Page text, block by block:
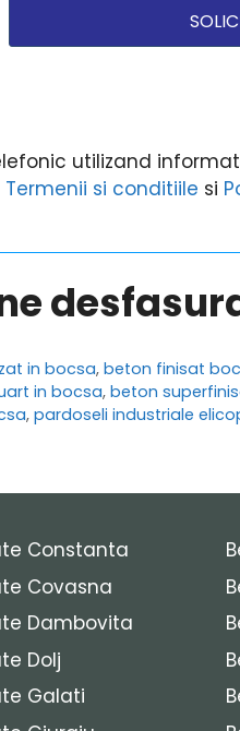
utilizand
Termenii si conditiile si
in bocsa,beton finisat
in bocsa, beton
, pardoseli industriale
Constanta
Covasna
Dambovita
Dolj
Galati